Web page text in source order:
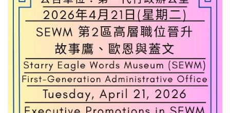
博
物
館
(SEWM)
第
2
區